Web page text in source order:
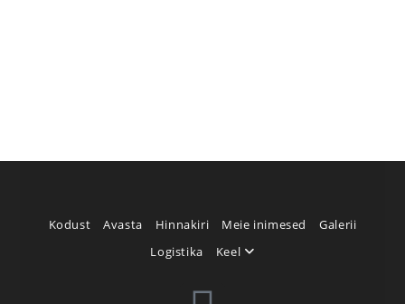
Kodust Avasta Hinnakiri Meie inimesed
Galerii
Logistika
Keel